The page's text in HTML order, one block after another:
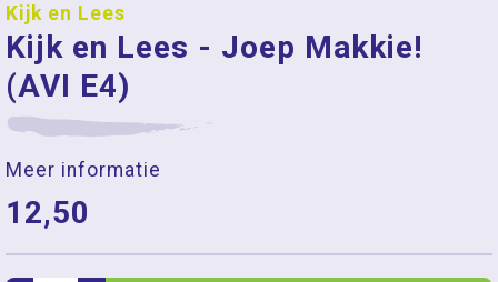
Kijk en Lees
Kijk en Lees - Joep Makkie!
(AVI E4)
Meer informatie
12,50